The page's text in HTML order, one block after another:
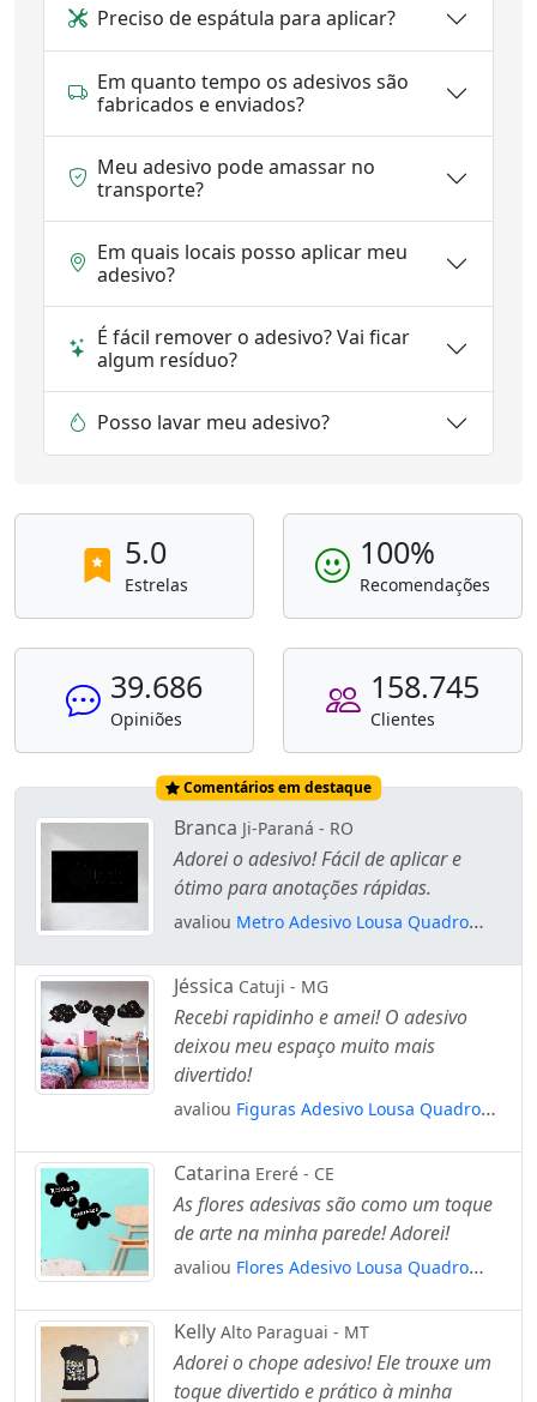
Preciso de espátula para aplicar?
Em quanto tempo os adesivos são
fabricados e enviados?
Meu adesivo pode amassar no
transporte?
Em quais locais posso aplicar meu
adesivo?
É fácil remover o adesivo? Vai ficar
algum resíduo?
Posso lavar meu adesivo?
5.0
Estrelas
100%
Recomendações
39.686
Opiniões
158.745
Clientes
Comentários em destaque
Branca Ji-Paraná - RO
Adorei o adesivo! Fácil de aplicar e
ótimo para anotações rápidas.
avaliou Metro Adesivo Lousa Quadro
Mod:124
Jéssica Catuji - MG
Recebi rapidinho e amei! O adesivo
deixou meu espaço muito mais
divertido!
avaliou Figuras Adesivo Lousa Quadro
Mod:128
Catarina Ereré - CE
As flores adesivas são como um toque
de arte na minha parede! Adorei!
avaliou Flores Adesivo Lousa Quadro
Mod:241
Kelly Alto Paraguai - MT
Adorei o chope adesivo! Ele trouxe um
toque divertido e prático à minha